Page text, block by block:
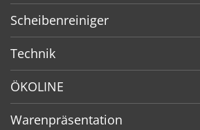
Scheibenreiniger
Technik
ÖKOLINE
Warenpräsentation